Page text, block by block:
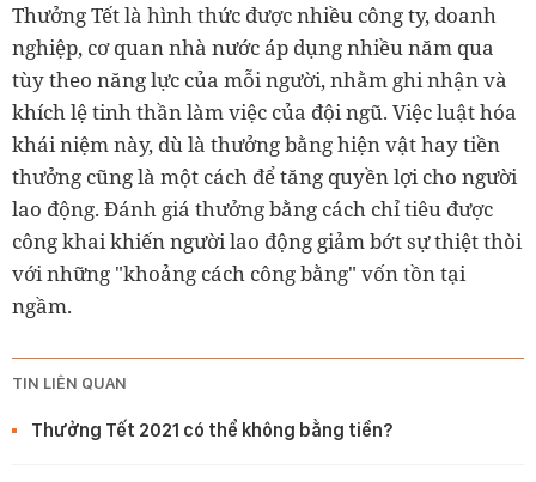
Thưởng Tết là hình thức được nhiều công ty, doanh
nghiệp, cơ quan nhà nước áp dụng nhiều năm qua
tùy theo năng lực của mỗi người, nhằm ghi nhận và
khích lệ tinh thần làm việc của đội ngũ. Việc luật hóa
khái niệm này, dù là thưởng bằng hiện vật hay tiền
thưởng cũng là một cách để tăng quyền lợi cho người
lao động. Đánh giá thưởng bằng cách chỉ tiêu được
công khai khiến người lao động giảm bớt sự thiệt thòi
với những "khoảng cách công bằng" vốn tồn tại
ngầm.
TIN LIÊN QUAN
Thưởng Tết 2021 có thể không bằng tiền?